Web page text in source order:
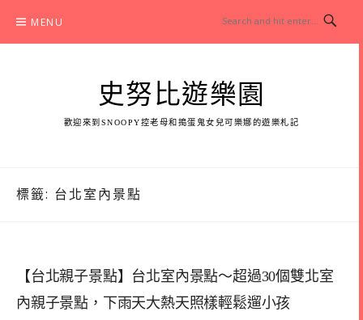
content
MENU
史努比遊樂園
歡迎來到SNOOPY控老母和搗蛋鬼女兒可樂娜的遊樂札記
標籤: 台北室內景點
【台北親子景點】台北室內景點～超過30個雙北室
內親子景點，下雨天大熱天照樣輕鬆遛小孩